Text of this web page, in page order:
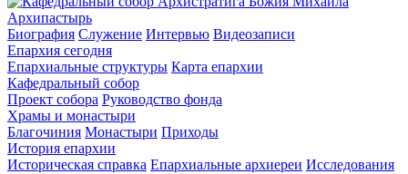
Архипастырь
Биография Служение Интервью Видеозаписи
Епархия сегодня
Епархиальные структуры Карта епархии
Кафедральный собор
Проект собора Руководство фонда
Храмы и монастыри
Благочиния Монастыри Приходы
История епархии
Историческая справка Епархиальные архиереи Исследования